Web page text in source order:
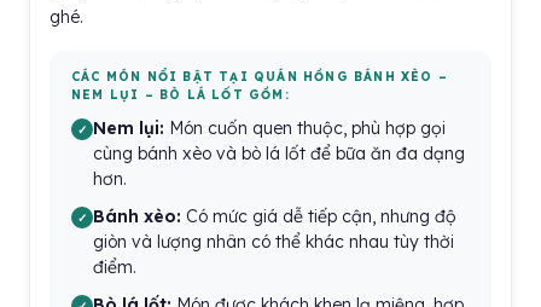
ghé.
CÁC MÓN NỔI BẬT TẠI QUÁN HỒNG BÁNH XÈO –
NEM LỤI – BÒ LÁ LỐT GỒM:
Nem lụi: Món cuốn quen thuộc, phù hợp gọi
cùng bánh xèo và bò lá lốt để bữa ăn đa dạng
hơn.
Bánh xèo: Có mức giá dễ tiếp cận, nhưng độ
giòn và lượng nhân có thể khác nhau tùy thời
điểm.